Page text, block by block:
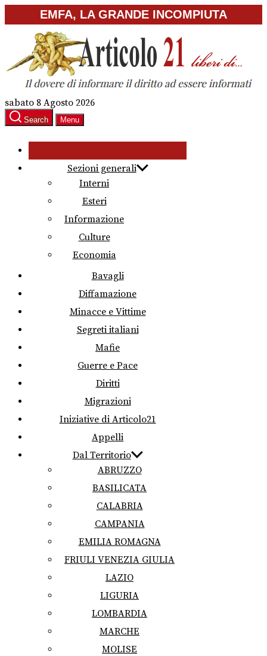
to
content
EMFA, LA GRANDE INCOMPIUTA
sabato 8 Agosto 2026
Search Menu
Sezioni generali
Interni
Esteri
Informazione
Culture
Economia
Bavagli
Diffamazione
Minacce e Vittime
Segreti italiani
Mafie
Guerre e Pace
Diritti
Migrazioni
Iniziative di Articolo21
Appelli
Dal Territorio
ABRUZZO
BASILICATA
CALABRIA
CAMPANIA
EMILIA ROMAGNA
FRIULI VENEZIA GIULIA
LAZIO
LIGURIA
LOMBARDIA
MARCHE
MOLISE